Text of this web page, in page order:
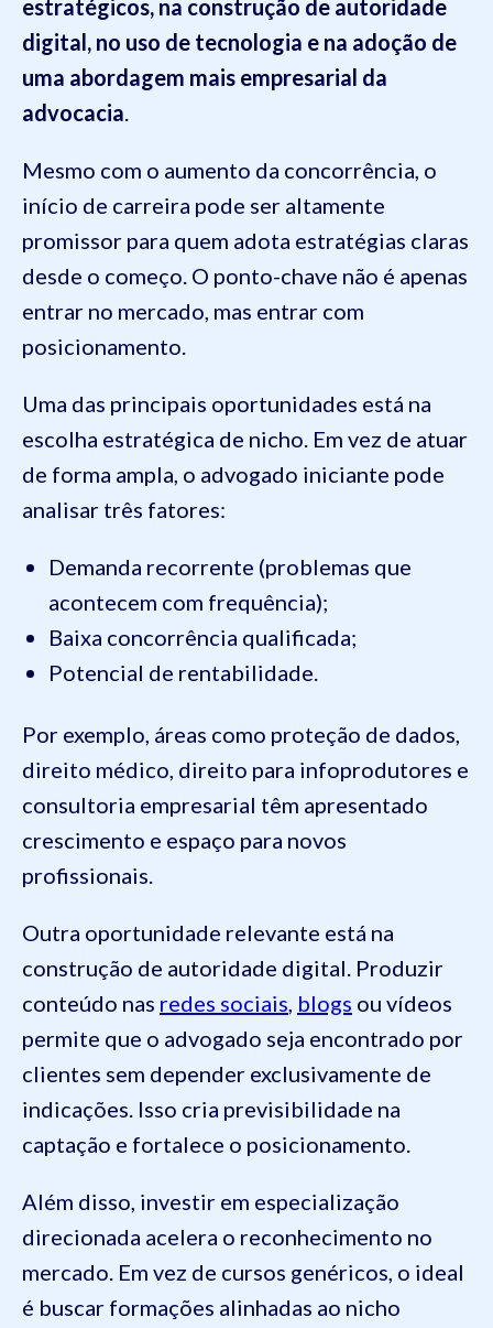
estratégicos, na construção de autoridade
digital, no uso de tecnologia e na adoção de
uma abordagem mais empresarial da
advocacia.
Mesmo com o aumento da concorrência, o
início de carreira pode ser altamente
promissor para quem adota estratégias claras
desde o começo. O ponto-chave não é apenas
entrar no mercado, mas entrar com
posicionamento.
Uma das principais oportunidades está na
escolha estratégica de nicho. Em vez de atuar
de forma ampla, o advogado iniciante pode
analisar três fatores:
Demanda recorrente (problemas que
acontecem com frequência);
Baixa concorrência qualificada;
Potencial de rentabilidade.
Por exemplo, áreas como proteção de dados,
direito médico, direito para infoprodutores e
consultoria empresarial têm apresentado
crescimento e espaço para novos
profissionais.
Outra oportunidade relevante está na
construção de autoridade digital. Produzir
conteúdo nas redes sociais, blogs ou vídeos
permite que o advogado seja encontrado por
clientes sem depender exclusivamente de
indicações. Isso cria previsibilidade na
captação e fortalece o posicionamento.
Além disso, investir em especialização
direcionada acelera o reconhecimento no
mercado. Em vez de cursos genéricos, o ideal
é buscar formações alinhadas ao nicho